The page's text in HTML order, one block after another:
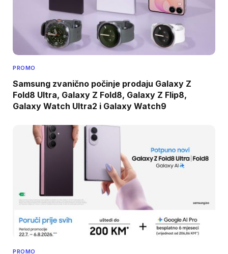
PROMO
Samsung zvanično počinje prodaju Galaxy Z
Fold8 Ultra, Galaxy Z Fold8, Galaxy Z Flip8,
Galaxy Watch Ultra2 i Galaxy Watch9
PROMO